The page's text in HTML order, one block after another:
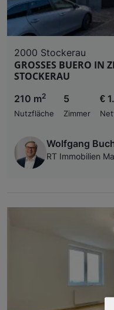
2000 Stockerau
GROSSES BUERO IN
STOCKERAU
210 m2
Nutzfläche
5
Zimmer
€
Wolfgang
RT Immobilien